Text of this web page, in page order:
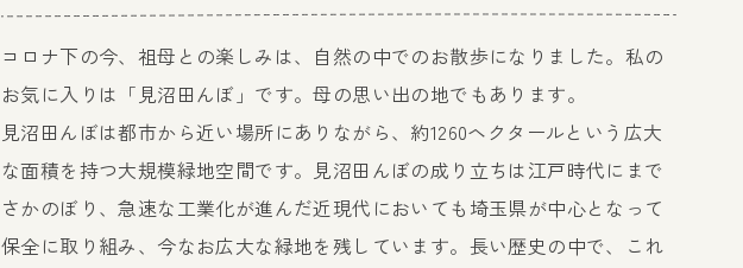
コロナ下の今、祖母との楽しみは、自然の中でのお散歩になりました。私の
お気に入りは「見沼田んぼ」です。母の思い出の地でもあります。
見沼田んぼは都市から近い場所にありながら、約1260ヘクタールという広大
な面積を持つ大規模緑地空間です。見沼田んぼの成り立ちは江戸時代にまで
さかのぼり、急速な工業化が進んだ近現代においても埼玉県が中心となって
保全に取り組み、今なお広大な緑地を残しています。長い歴史の中で、これ